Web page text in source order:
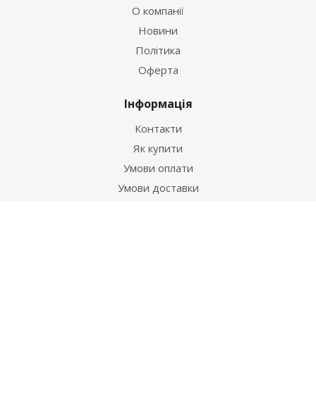
О компанії
Новини
Політика
Оферта
Інформація
Контакти
Як купити
Умови оплати
Умови доставки